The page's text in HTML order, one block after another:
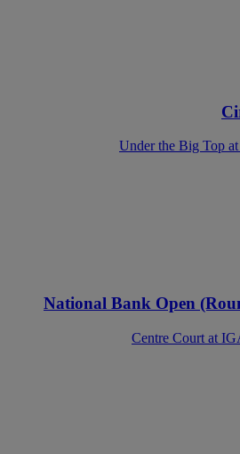
Under the Big
National Bank Open
Centre Court